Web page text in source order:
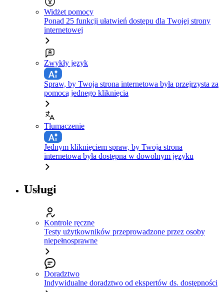
Widżet pomocy
Ponad 25 funkcji ułatwień dostępu dla Twojej strony
internetowej
Zwykły język
Spraw, by Twoja strona internetowa była przejrzysta za
pomocą jednego kliknięcia
Tłumaczenie
Jednym kliknięciem spraw, by Twoja strona
internetowa była dostępna w dowolnym języku
Usługi
Kontrole ręczne
Testy użytkowników przeprowadzone przez osoby
niepełnosprawne
Doradztwo
Indywidualne doradztwo od ekspertów ds. dostępności